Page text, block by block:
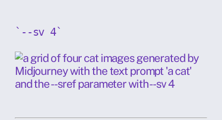
`--sv 4`